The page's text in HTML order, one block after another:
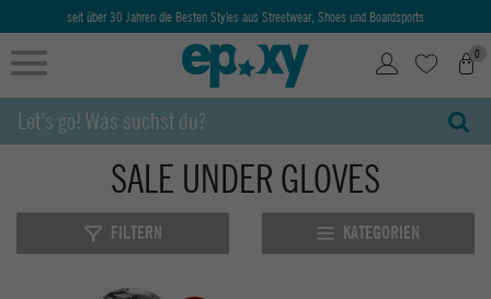
seit über 30 Jahren die Besten Styles aus Streetwear, Shoes und Boardsports
0
SALE UNDER GLOVES
FILTERN KATEGORIEN